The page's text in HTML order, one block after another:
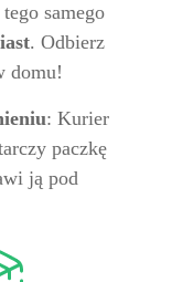
samego
. Odbierz
domu!
: Kurier
paczkę
ją pod